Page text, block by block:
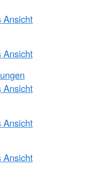
Ansicht
Ansicht
Ansicht
Ansicht
Ansicht